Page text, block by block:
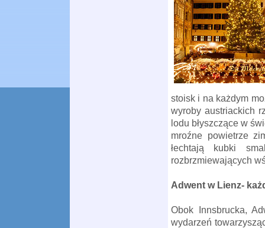
stoisk i na każdym
wyroby austriackich
lodu błyszczące w
mroźne powietrze
łechtają kubki
rozbrzmiewających
Adwent w Lienz-
Obok Innsbrucka,
wydarzeń